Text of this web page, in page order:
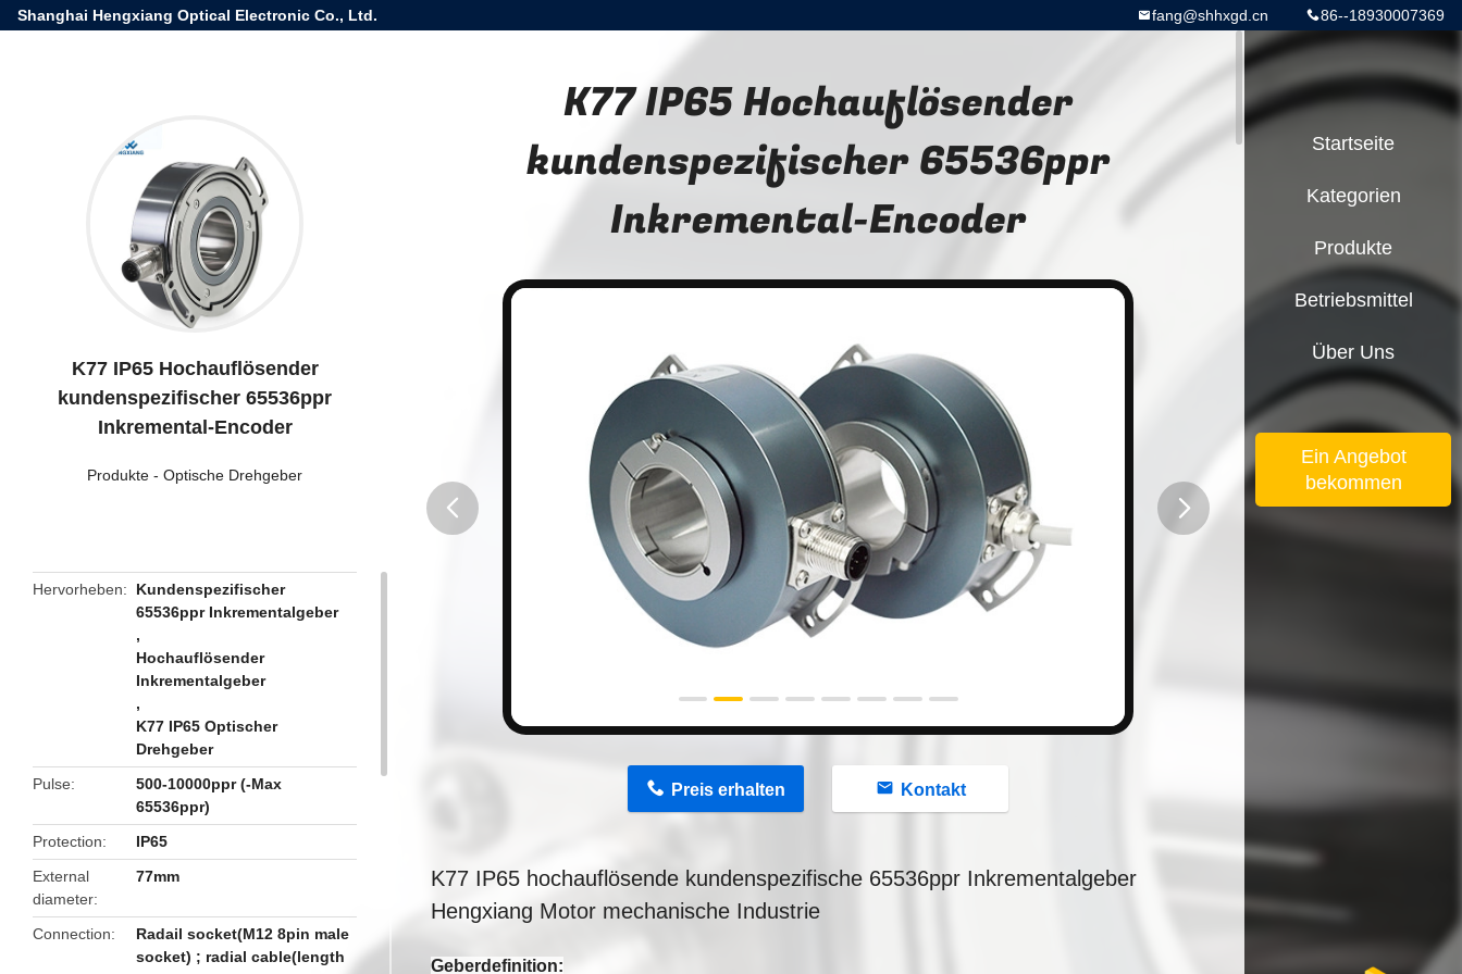
Shanghai Hengxiang Optical Electronic Co., Ltd. 86--18930007369
fang@shhxgd.cn
K77 IP65 Hochauflösender
kundenspezifischer 65536ppr
Inkremental-Encoder
Produkte - Optische Drehgeber
Hervorheben
Kundenspezifischer
65536ppr Inkrementalgeber
,
Hochauflösender
Inkrementalgeber
,
K77 IP65 Optischer
Drehgeber
Pulse
500-10000ppr (-Max
65536ppr)
Protection
IP65
External
diameter
77mm
Connection
Radail socket(M12 8pin male
socket) ; radial cable(length
K77 IP65 Hochauflösender
kundenspezifischer 65536ppr
Inkremental-Encoder
Preis erhalten Kontakt
K77 IP65 hochauflösende kundenspezifische 65536ppr Inkrementalgeber
Hengxiang Motor mechanische Industrie
Geberdefinition:
Startseite
Kategorien
Produkte
Betriebsmittel
Über Uns
Ein Angebot
bekommen